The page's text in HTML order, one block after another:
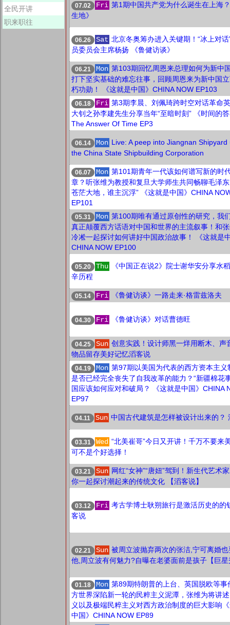
全民开讲
职来职往
07.02 Fri 第1期中国共产党为什么诞生在上海
生地》
06.26 Sat 北京冬奥筹办进⼊关键期！“冰上对话
员委员会主席杨扬 《鲁健访谈》
06.21 Mon 第103期回忆周恩来总理如何为新中
打下坚实基础的难忘往事，回顾周恩来为新中国
朽功勋！ 《这就是中国》CHINA NOW EP103
06.18 Fri 第3期李晨、刘佩琦跨时空对话革命
大钊之孙李建先生分享当年“至暗时刻” 《时间的
The Answer Of Time EP3
06.14 Mon Live: A peep into Jiangnan Shipyard
the China State Shipbuilding Corporation
06.07 Mon 第101期青年一代该如何谱写新的时
章？听张维为教授和复旦大学师生共同畅聊毛泽东
苍茫大地，谁主沉浮” 《这就是中国》CHINA
EP101
05.31 Mon 第100期唯有通过原创性的研究，我
真正颠覆西方话语对中国和世界的主流叙事！和
冷凇一起探讨如何讲好中国政治故事！ 《这就是
CHINA NOW EP100
05.20 Thu
《中国正在说2》院士谢华安分享水
辛历程
05.14 Fri 《鲁健访谈》一路走来·格雷兹洛夫
04.30 Fri 《鲁健访谈》对话曹德旺
04.25 Sun 创意实践！设计师黑一烊用断木、声
物品留存美好记忆滔客说
04.19 Mon 第97期以美国为代表的西方资本主义
是否已经完全丧失了自我改革的能力？“新疆棉花
国应该如何应对和破局？ 《这就是中国》CHINA
EP97
04.11 Sun 中国古代建筑是怎样被设计出来的？
03.31 Wed “北美崔哥”今日又开讲！千万不要来
可不是个好选择！
03.21 Sun 网红“女神”“唐妞”驾到！新生代艺术
你一起探讨潮起来的传统文化 【滔客说】
03.12 Fri 考古学博士耿朔旅行是激活历史的的
客说
02.21 Sun 被周立波抛弃两次的张洁,宁可离婚
他,周立波有何魅力?自曝在老婆面前是孩子【巨星
01.18 Mon 第89期特朗普的上台、英国脱欧等事
方世界深陷新一轮的民粹主义泥潭，张维为将讲
义以及极端民粹主义对西方政治制度的巨大影响
中国》CHINA NOW EP89